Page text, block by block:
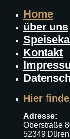
Home
über uns
Kontakt
Hier
Adresse:
Oberstraße
52349 Düren